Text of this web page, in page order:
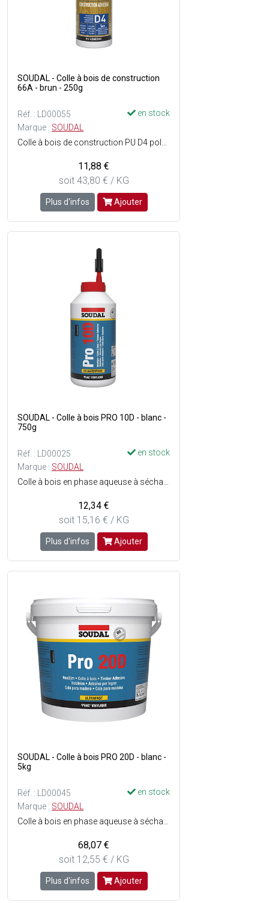
SOUDAL - Colle à bois de construction
66A - brun - 250g
Réf. : LD00055
en stock
Marque : SOUDAL
11,88 €
soit 43,80 € / KG
Plus d'infos Ajouter
SOUDAL - Colle à bois PRO 10D - blanc -
750g
Réf. : LD00025
en stock
Marque : SOUDAL
12,34 €
soit 15,16 € / KG
Plus d'infos Ajouter
SOUDAL - Colle à bois PRO 20D - blanc -
5kg
Réf. : LD00045
en stock
Marque : SOUDAL
68,07 €
soit 12,55 € / KG
Plus d'infos Ajouter